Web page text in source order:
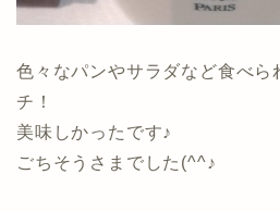
色々なパンやサラダなど食べら
チ！
美味しかったです♪
ごちそうさまでした(^^♪